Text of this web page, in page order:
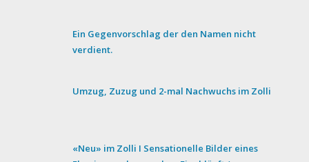
Ein Gegenvorschlag der den Namen nicht
verdient.
Umzug, Zuzug und 2-mal Nachwuchs im Zolli
«Neu» im Zolli I Sensationelle Bilder eines